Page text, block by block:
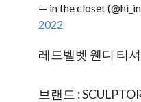
— in the closet
2022
레드벨벳 웬디 티
브랜드 :